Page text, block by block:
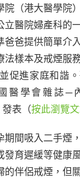
院（港大醫學院
立醫院婦產科的
爸爸提供簡單介
法樣本及戒煙服
促進家庭和諧
醫學會雜誌─
發表（按此瀏覽
期間吸入二手煙
發育遲緩等健康
的伴侶戒煙，但